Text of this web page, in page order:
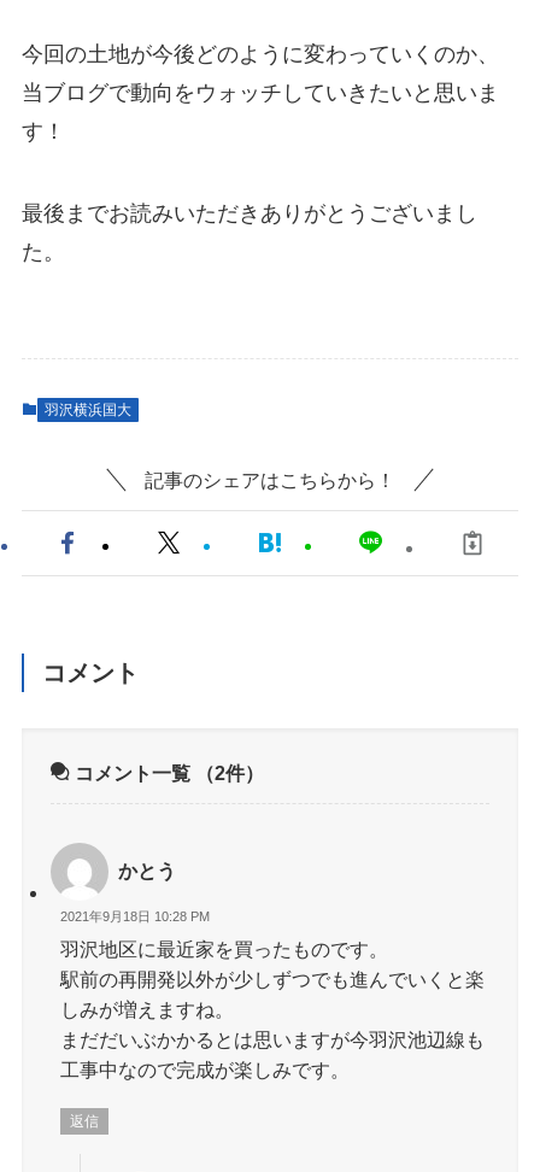
今回の土地が今後どのように変わっていくのか、
当ブログで動向をウォッチしていきたいと思いま
す！
最後までお読みいただきありがとうございまし
た。
羽沢横浜国大
記事のシェアはこちらから！
コメント
コメント一覧 （2件）
かとう
2021年9月18日 10:28 PM
羽沢地区に最近家を買ったものです。
駅前の再開発以外が少しずつでも進んでいくと楽
しみが増えますね。
まだだいぶかかるとは思いますが今羽沢池辺線も
工事中なので完成が楽しみです。
返信